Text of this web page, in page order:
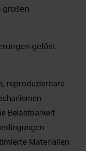
großen
gelöst
reproduzierbare
Belastbarkeit
Materialien